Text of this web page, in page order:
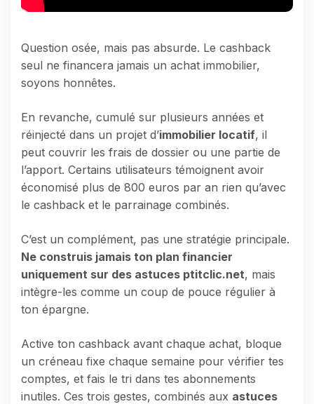
Question osée, mais pas absurde. Le cashback
seul ne financera jamais un achat immobilier,
soyons honnêtes.
En revanche, cumulé sur plusieurs années et
réinjecté dans un projet d’immobilier locatif, il
peut couvrir les frais de dossier ou une partie de
l’apport. Certains utilisateurs témoignent avoir
économisé plus de 800 euros par an rien qu’avec
le cashback et le parrainage combinés.
C’est un complément, pas une stratégie principale.
Ne construis jamais ton plan financier
uniquement sur des astuces ptitclic.net, mais
intègre-les comme un coup de pouce régulier à
ton épargne.
Active ton cashback avant chaque achat, bloque
un créneau fixe chaque semaine pour vérifier tes
comptes, et fais le tri dans tes abonnements
inutiles. Ces trois gestes, combinés aux astuces